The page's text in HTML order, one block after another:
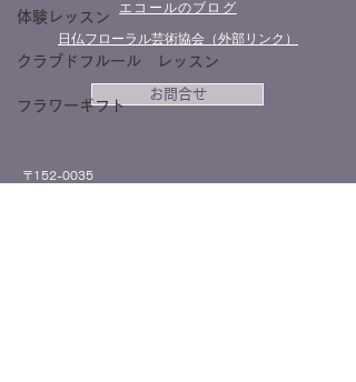
体験レッスン
クラブドフルール レッスン
フラワーギフト
エコールのブログ
日仏フローラル芸術協会（外部リンク）
お問合せ
〒152-0035